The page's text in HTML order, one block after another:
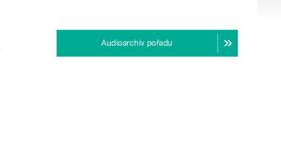
Audioarchiv pořadu